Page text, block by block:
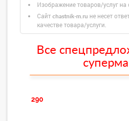
Изображение товаров/услуг
Сайт chastnik-m.ru не несет
качестве товара/услуги.
Все
290